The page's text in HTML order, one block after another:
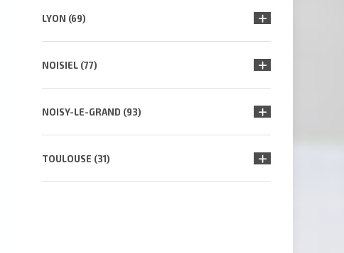
LYON (69)
NOISIEL (77)
NOISY-LE-GRAND (93)
TOULOUSE (31)